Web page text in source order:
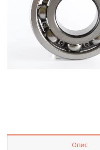
Опис